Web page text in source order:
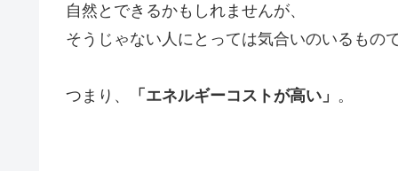
自然とできるかもしれませんが、
そうじゃない人にとっては気合いのいるもの
つまり、 「エネルギーコストが高い」 。